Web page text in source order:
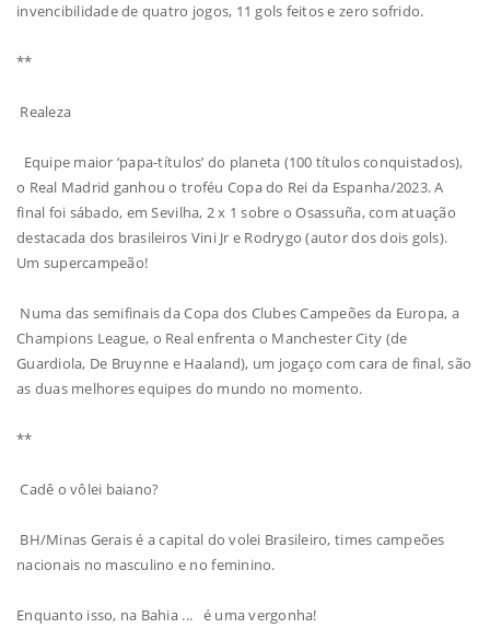
invencibilidade de quatro jogos, 11 gols feitos e zero sofrido.
**
Realeza
Equipe maior ‘papa-títulos’ do planeta (100 títulos conquistados),
o Real Madrid ganhou o troféu Copa do Rei da Espanha/2023. A
final foi sábado, em Sevilha, 2 x 1 sobre o Osassuña, com atuação
destacada dos brasileiros Vini Jr e Rodrygo (autor dos dois gols).
Um supercampeão!
Numa das semifinais da Copa dos Clubes Campeões da Europa, a
Champions League, o Real enfrenta o Manchester City (de
Guardiola, De Bruynne e Haaland), um jogaço com cara de final, são
as duas melhores equipes do mundo no momento.
**
Cadê o vôlei baiano?
BH/Minas Gerais é a capital do volei Brasileiro, times campeões
nacionais no masculino e no feminino.
Enquanto isso, na Bahia ... é uma vergonha!